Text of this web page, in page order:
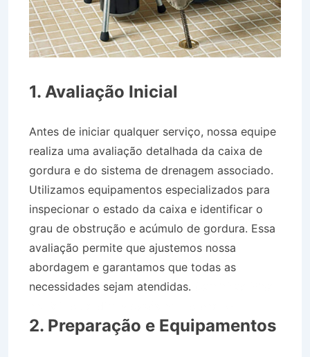
1. Avaliação Inicial
Antes de iniciar qualquer serviço, nossa equipe
realiza uma avaliação detalhada da caixa de
gordura e do sistema de drenagem associado.
Utilizamos equipamentos especializados para
inspecionar o estado da caixa e identificar o
grau de obstrução e acúmulo de gordura. Essa
avaliação permite que ajustemos nossa
abordagem e garantamos que todas as
necessidades sejam atendidas.
2. Preparação e Equipamentos